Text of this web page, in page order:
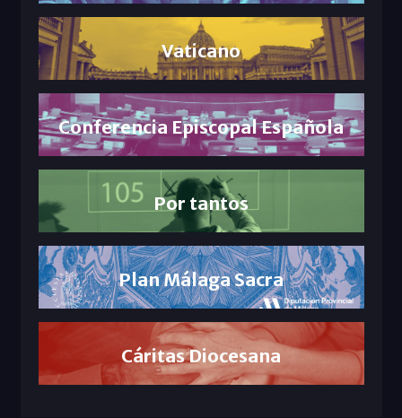
Vaticano
Conferencia Episcopal Española
Por tantos
Plan Málaga Sacra
Cáritas Diocesana